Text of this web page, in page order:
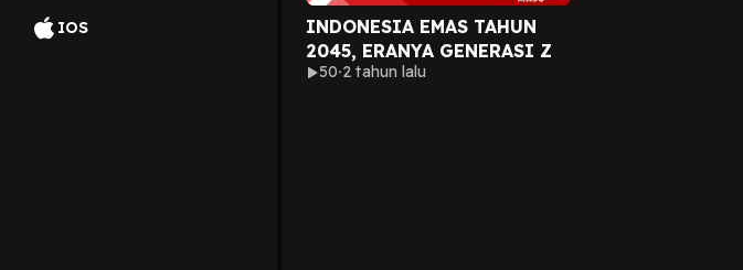
IOS
INDONESIA EMAS TAHUN
2045, ERANYA GENERASI Z
50 2 tahun lalu